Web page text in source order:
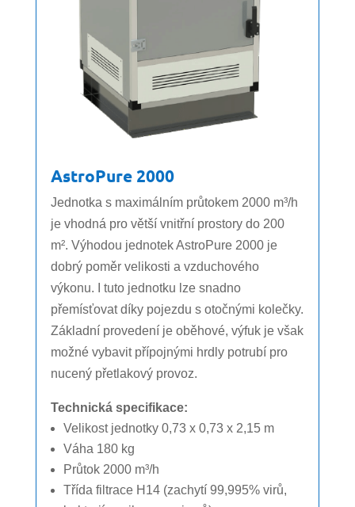
AstroPure 2000
Jednotka s maximálním průtokem 2000 m³/h
je vhodná pro větší vnitřní prostory do 200
m². Výhodou jednotek AstroPure 2000 je
dobrý poměr velikosti a vzduchového
výkonu. I tuto jednotku lze snadno
přemísťovat díky pojezdu s otočnými kolečky.
Základní provedení je oběhové, výfuk je však
možné vybavit přípojnými hrdly potrubí pro
nucený přetlakový provoz.
Technická specifikace:
Velikost jednotky 0,73 x 0,73 x 2,15 m
Váha 180 kg
Průtok 2000 m³/h
Třída filtrace H14 (zachytí 99,995% virů,